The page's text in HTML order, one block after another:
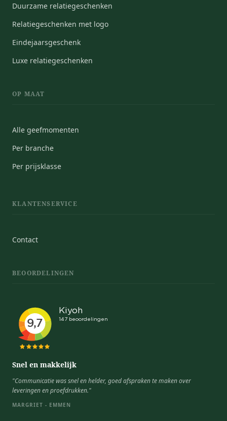
Duurzame relatiegeschenken
Relatiegeschenken met logo
Eindejaarsgeschenk
Luxe relatiegeschenken
OP MAAT
Alle geefmomenten
Per branche
Per prijsklasse
KLANTENSERVICE
Contact
BEOORDELINGEN
Snel en makkelijk
"Communicatie was snel en helder, goed afspraken te maken over
leveringen en proefdrukken."
MARGRIET - EMMEN